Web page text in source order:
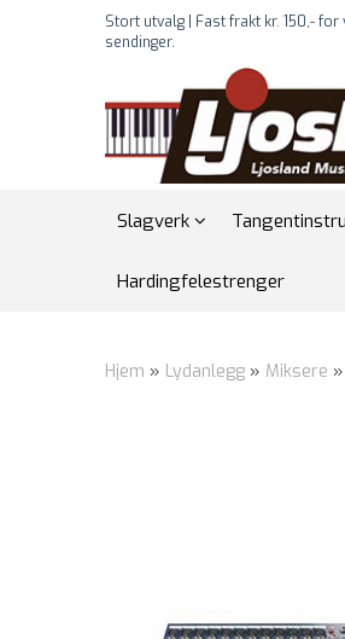
Stort utvalg | Fast frakt kr. 150,-
sendinger.
Slagverk
Hardingfelestrenger
Hjem » Lydanlegg » Miksere »